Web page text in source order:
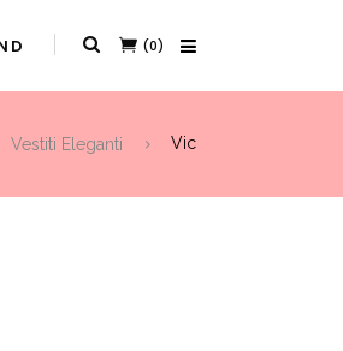
(0)
Vestiti Eleganti Vic